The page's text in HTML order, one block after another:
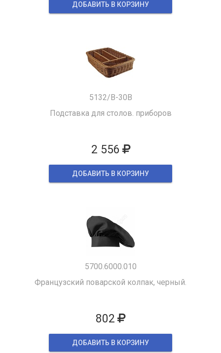
ДОБАВИТЬ В КОРЗИНУ
5132/B-30B
Подставка для столов. приборов
2 556
ДОБАВИТЬ В КОРЗИНУ
5700.6000.010
Французский поварской колпак, черный.
802
ДОБАВИТЬ В КОРЗИНУ